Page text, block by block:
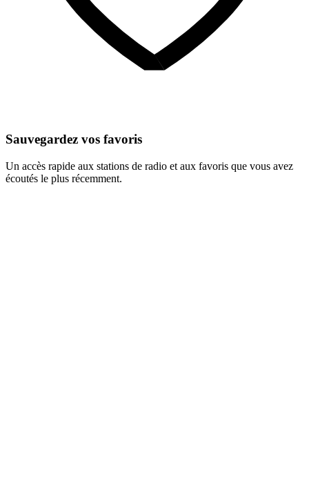
Sauvegardez vos favoris
Un accès rapide aux stations de radio et aux favoris que vous avez
écoutés le plus récemment.